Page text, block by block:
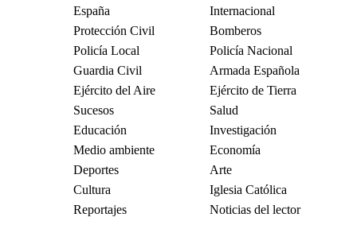
España
Internacional
Protección Civil
Bomberos
Policía Local
Policía Nacional
Guardia Civil
Armada Española
Ejército del Aire
Ejército de Tierra
Sucesos
Salud
Educación
Investigación
Medio ambiente
Economía
Deportes
Arte
Cultura
Iglesia Católica
Reportajes
Noticias del lector